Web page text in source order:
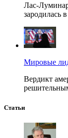
Лас-
зародилась
Мировые
Вердикт
Статьи